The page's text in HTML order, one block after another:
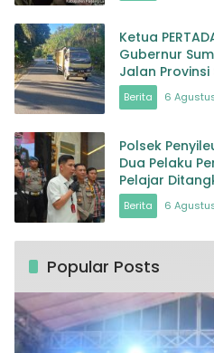
Ketua
Gubernur
Jalan
Berita 6
Polsek
Dua Pelaku
Pelajar
Berita 6
Popular Posts